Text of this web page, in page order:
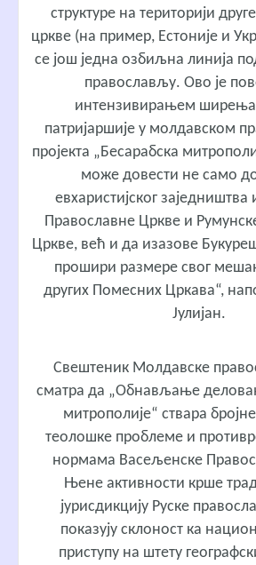
структуре на територији
цркве (на пример, Естоније и
се још једна озбиљна линија
православљу. Ово је
интензивирањем ширења
патријаршије у молдавском
пројекта „Бесарабска
може довести не само
евхаристијског заједништва
Православне Цркве и
Цркве, већ и да изазове
прошири размере свог
других Помесних Цркава“,
Јулијан.
Свештеник Молдавске
сматра да „Обнављање
митрополије“ ствара
теолошке проблеме и
нормама Васељенске
Њене активности крше
јурисдикцију Руске
показују склоност ка
приступу на штету